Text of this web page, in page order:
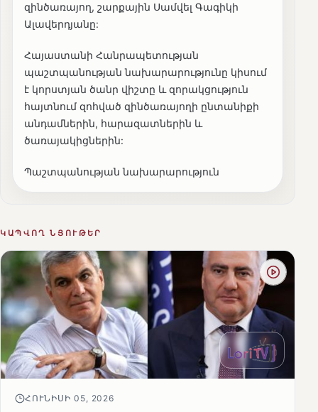
զինծառայող, շարքային Սամվել Գագիկի
Ալավերդյանը:
Հայաստանի Հանրապետության
պաշտպանության նախարարությունը կիսում
է կորստյան ծանր վիշտը և զորակցություն
հայտնում զոհված զինծառայողի ընտանիքի
անդամներին, հարազատներին և
ծառայակիցներին:
Պաշտպանության նախարարություն
ԿԱՊՎՈՂ ՆՅՈՒԹԵՐ
ՀՈՒՆԻՍԻ 05, 2026